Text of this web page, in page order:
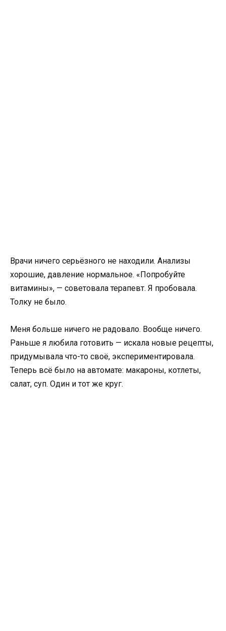
Врачи ничего серьёзного не находили. Анализы
хорошие, давление нормальное. «Попробуйте
витамины», — советовала терапевт. Я пробовала.
Толку не было.
Меня больше ничего не радовало. Вообще ничего.
Раньше я любила готовить — искала новые рецепты,
придумывала что-то своё, экспериментировала.
Теперь всё было на автомате: макароны, котлеты,
салат, суп. Один и тот же круг.